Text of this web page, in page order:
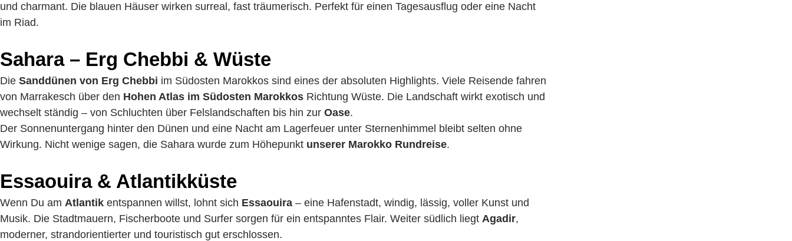
und charmant. Die blauen Häuser wirken surreal, fast träumerisch. Perfekt für einen Tagesausflug oder eine Nacht
im Riad.
Sahara – Erg Chebbi & Wüste
Die Sanddünen von Erg Chebbi im Südosten Marokkos sind eines der absoluten Highlights. Viele Reisende fahren
von Marrakesch über den Hohen Atlas im Südosten Marokkos Richtung Wüste. Die Landschaft wirkt exotisch und
wechselt ständig – von Schluchten über Felslandschaften bis hin zur Oase.
Der Sonnenuntergang hinter den Dünen und eine Nacht am Lagerfeuer unter Sternenhimmel bleibt selten ohne
Wirkung. Nicht wenige sagen, die Sahara wurde zum Höhepunkt unserer Marokko Rundreise.
Essaouira & Atlantikküste
Wenn Du am Atlantik entspannen willst, lohnt sich Essaouira – eine Hafenstadt, windig, lässig, voller Kunst und
Musik. Die Stadtmauern, Fischerboote und Surfer sorgen für ein entspanntes Flair. Weiter südlich liegt Agadir,
moderner, strandorientierter und touristisch gut erschlossen.